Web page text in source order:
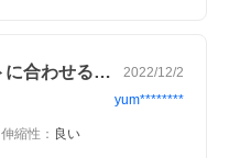
会議主催の仕事でジャケットに合わせるた… 2022/12/2
yum********
伸縮性 ： 良い